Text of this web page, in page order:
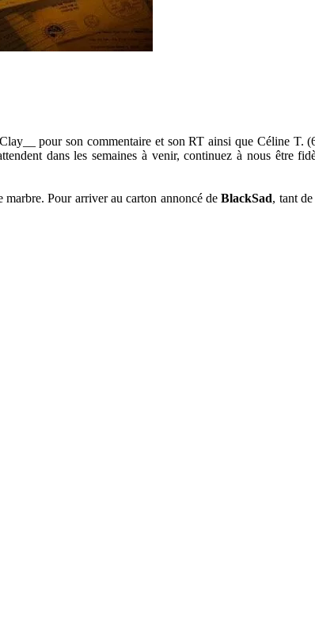
pour son commentaire et son RT ainsi que Céline T.
dans les semaines à venir, continuez à nous être
marbre. Pour arriver au carton annoncé deBlackSad, tant